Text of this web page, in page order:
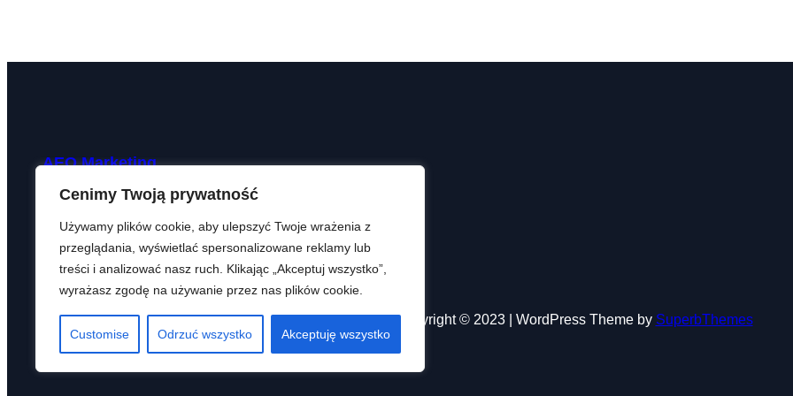
Cenimy Twoją prywatność
Używamy plików cookie, aby ulepszyć Twoje wrażenia z
przeglądania, wyświetlać spersonalizowane reklamy lub
treści i analizować nasz ruch. Klikając „Akceptuj wszystko”,
wyrażasz zgodę na używanie przez nas plików cookie.
Customise Odrzuć wszystko Akceptuję wszystko
AEO Marketing
kontakt@aeomarketing.pl
Copyright © 2023 | WordPress Theme by SuperbThemes